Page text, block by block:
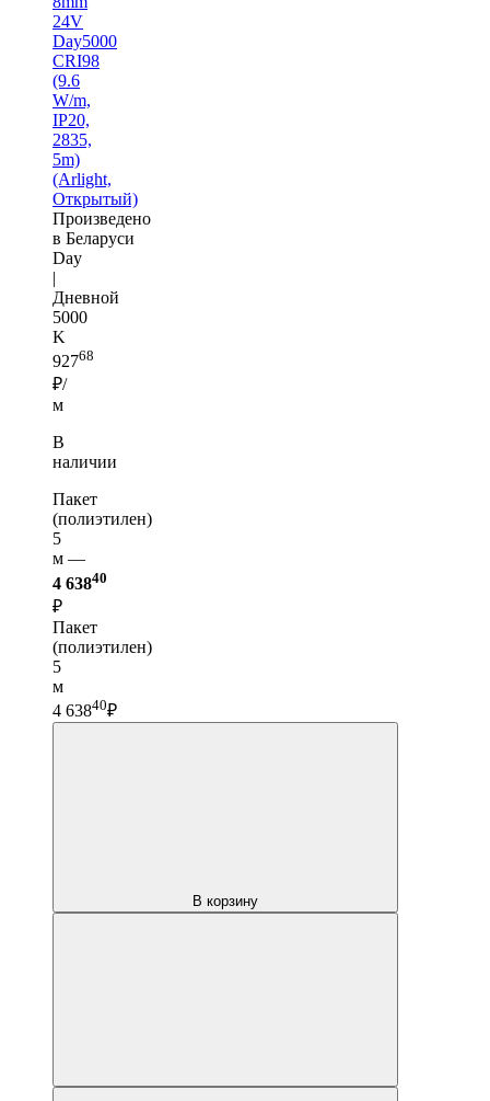
24V
Day5000
CRI98
(9.6
W/m,
IP20,
2835,
5m)
(Arlight,
Открытый)
Произведено
в Беларуси
Day
|
Дневной
5000
K
92768
₽/
м
В
наличии
Пакет
(полиэтилен)
5
м —
4 63840
₽
Пакет
(полиэтилен)
5
м
4 63840₽
В корзину